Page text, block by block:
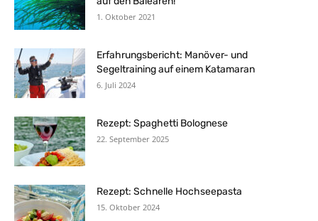
1. Oktober 2021
Erfahrungsbericht: Manöver- und
Segeltraining auf einem Katamaran
6. Juli 2024
Rezept: Spaghetti Bolognese
22. September 2025
Rezept: Schnelle Hochseepasta
15. Oktober 2024